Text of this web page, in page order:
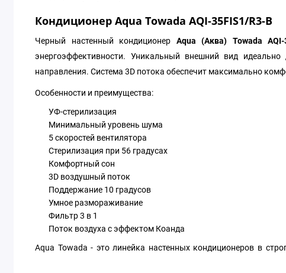
Кондиционер Aqua Towada AQI-35FIS1/R3-B
Черный настенный кондиционер Aqua (Аква) Towada
энергоэффективности. Уникальный внешний вид
направления. Система 3D потока обеспечит максимально
Особенности и преимущества:
УФ-стерилизация
Минимальный уровень шума
5 скоростей вентилятора
Стерилизация при 56 градусах
Комфортный сон
3D воздушный поток
Поддержание 10 градусов
Умное размораживание
Фильтр 3 в 1
Поток воздуха с эффектом Коанда
Aqua Towada - это линейка настенных кондиционеров в